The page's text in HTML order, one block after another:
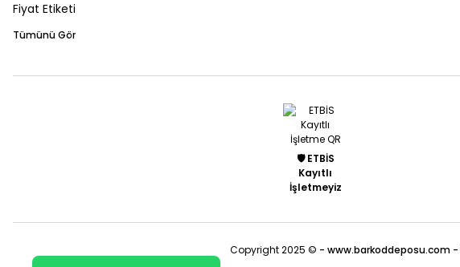
Fiyat Etiketi
Tümünü Gör
🛡️ ETBİS
Kayıtlı
İşletmeyiz
Copyright 2025 © - www.barkoddeposu.com -